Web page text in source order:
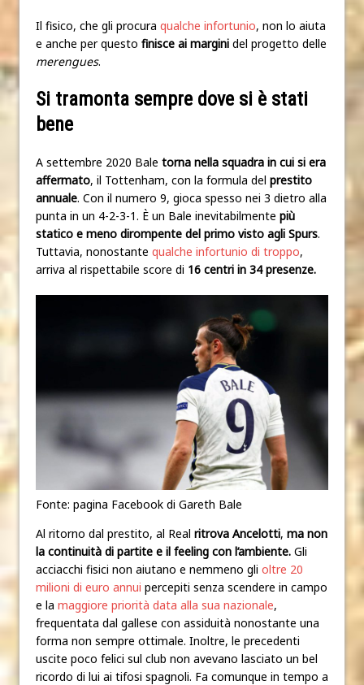
Il fisico, che gli procura qualche infortunio, non lo aiuta
e anche per questo finisce ai margini del progetto delle
merengues.
Si tramonta sempre dove si è stati
bene
A settembre 2020 Bale torna nella squadra in cui si era
affermato, il Tottenham, con la formula del prestito
annuale. Con il numero 9, gioca spesso nei 3 dietro alla
punta in un 4-2-3-1. È un Bale inevitabilmente più
statico e meno dirompente del primo visto agli Spurs.
Tuttavia, nonostante qualche infortunio di troppo,
arriva al rispettabile score di 16 centri in 34 presenze.
Fonte: pagina Facebook di Gareth Bale
Al ritorno dal prestito, al Real ritrova Ancelotti, ma non
la continuità di partite e il feeling con l’ambiente. Gli
acciacchi fisici non aiutano e nemmeno gli oltre 20
milioni di euro annui percepiti senza scendere in campo
e la maggiore priorità data alla sua nazionale,
frequentata dal gallese con assiduità nonostante una
forma non sempre ottimale. Inoltre, le precedenti
uscite poco felici sul club non avevano lasciato un bel
ricordo di lui ai tifosi spagnoli. Fa comunque in tempo a